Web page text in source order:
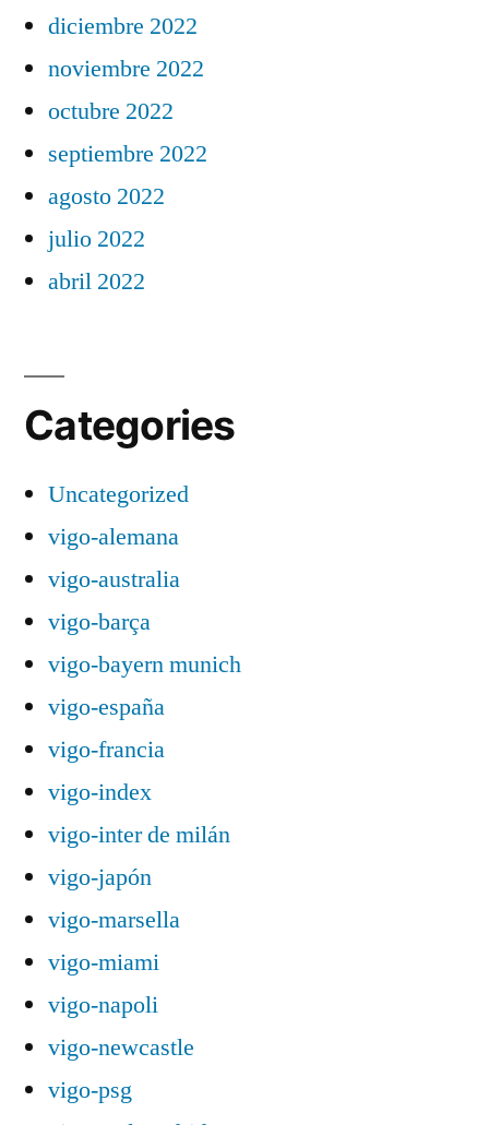
diciembre 2022
noviembre 2022
octubre 2022
septiembre 2022
agosto 2022
julio 2022
abril 2022
Categories
Uncategorized
vigo-alemana
vigo-australia
vigo-barça
vigo-bayern munich
vigo-españa
vigo-francia
vigo-index
vigo-inter de milán
vigo-japón
vigo-marsella
vigo-miami
vigo-napoli
vigo-newcastle
vigo-psg